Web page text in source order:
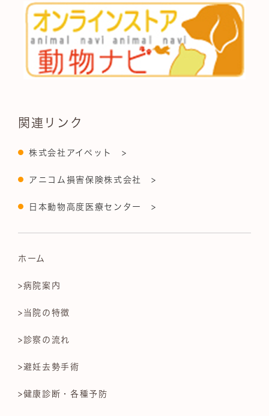
関連リンク
株式会社アイペット >
アニコム損害保険株式会社 >
日本動物高度医療センター >
ホーム
>病院案内
>当院の特徴
>診察の流れ
>避妊去勢手術
>健康診断・各種予防